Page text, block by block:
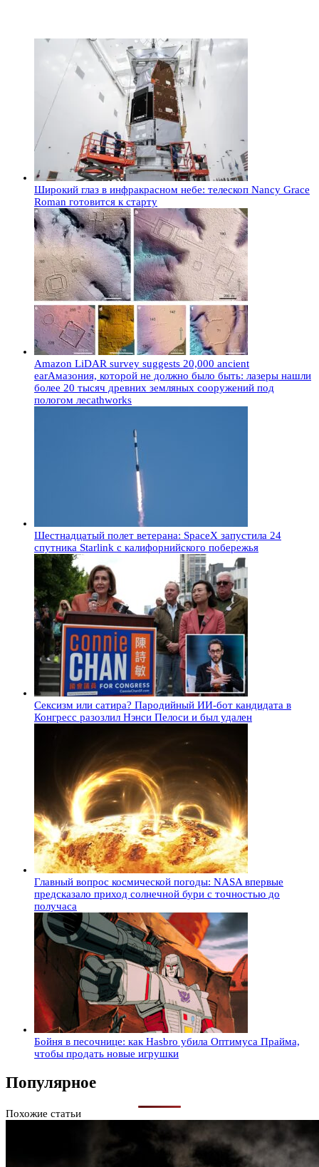
Широкий глаз в инфракрасном небе: телескоп Nancy Grace
Roman готовится к старту
Amazon LiDAR survey suggests 20,000 ancient
earАмазония, которой не должно было быть: лазеры нашли
более 20 тысяч древних земляных сооружений под
пологом лесаthworks
Шестнадцатый полет ветерана: SpaceX запустила 24
спутника Starlink с калифорнийского побережья
Сексизм или сатира? Пародийный ИИ-бот кандидата в
Конгресс разозлил Нэнси Пелоси и был удален
Главный вопрос космической погоды: NASA впервые
предсказало приход солнечной бури с точностью до
получаса
Бойня в песочнице: как Hasbro убила Оптимуса Прайма,
чтобы продать новые игрушки
Популярное
Похожие статьи